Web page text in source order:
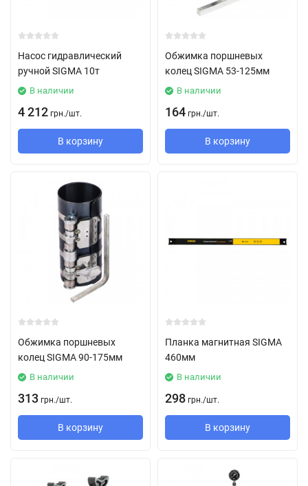
Насос гидравлический
ручной SIGMA 10т
В наличии
4 212 грн./шт.
В корзину
Обжимка поршневых
колец SIGMA 53-125мм
В наличии
164 грн./шт.
В корзину
Обжимка поршневых
колец SIGMA 90-175мм
В наличии
313 грн./шт.
В корзину
Планка магнитная SIGMA
460мм
В наличии
298 грн./шт.
В корзину